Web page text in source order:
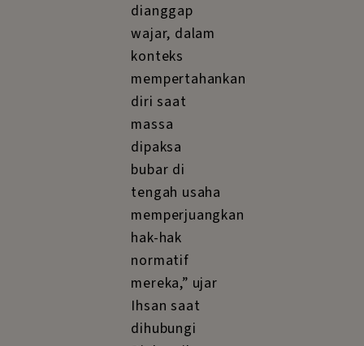
dianggap
wajar, dalam
konteks
mempertahankan
diri saat
massa
dipaksa
bubar di
tengah usaha
memperjuangkan
hak-hak
normatif
mereka,” ujar
Ihsan saat
dihubungi